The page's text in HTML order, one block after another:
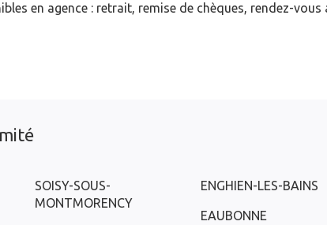
en agence : retrait, remise de chèques, rendez-vous
SOISY-SOUS-
MONTMORENCY
ENGHIEN-LES-BAINS
EAUBONNE